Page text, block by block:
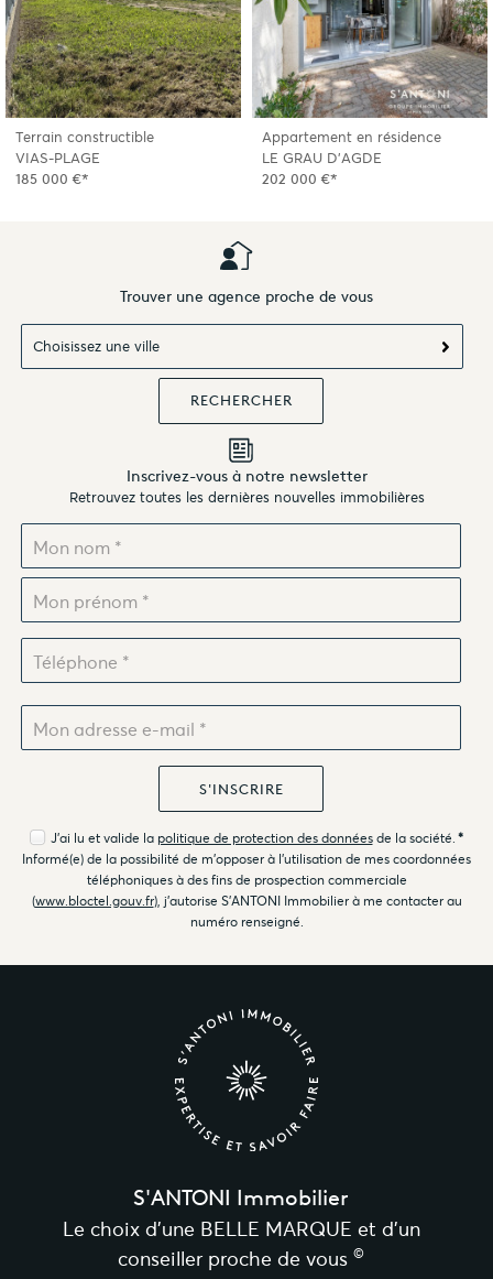
Terrain constructible
VIAS-PLAGE
185 000 €*
Appartement en résidence
LE GRAU D'AGDE
202 000 €*
Trouver une agence proche de vous
Choisissez une ville
Inscrivez-vous à notre newsletter
Retrouvez toutes les dernières nouvelles immobilières
J'ai lu et valide la politique de protection des donnéesde la société. *
Informé(e) de la possibilité de m'opposer à l'utilisation de mes coordonnées
téléphoniques à des fins de prospection commerciale
(www.bloctel.gouv.fr), j'autorise S'ANTONI Immobilier à me contacter au
numéro renseigné.
S'ANTONI Immobilier
Le choix d’une BELLE MARQUE et d’un
conseiller proche de vous ©